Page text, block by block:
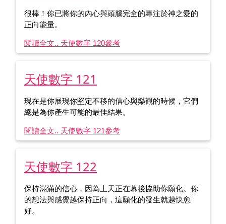
很棒！你已將你的內心與頭腦完全的專注於神之愛的
正向能量。
閱讀全文.. 天使數字 120參考
天使數字 121
現在是你展現你堅定不移的信心與樂觀的時候，它們
總是為你產生可能的最佳結果。
閱讀全文.. 天使數字 121參考
天使數字 122
保持滿滿的信心，因為上天正在幕後協助你願化。你
的想法與感覺越保持正向，這願化的發生就越快愈
好。